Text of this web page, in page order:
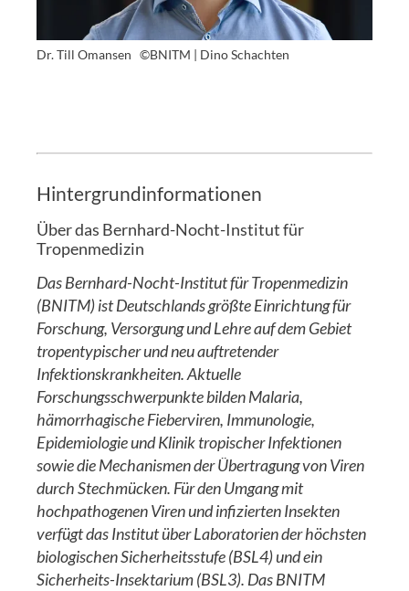
Dr. Till Omansen ©BNITM | Dino Schachten
Hintergrundinformationen
Über das Bernhard-Nocht-Institut für
Tropenmedizin
Das Bernhard-Nocht-Institut für Tropenmedizin
(BNITM) ist Deutschlands größte Einrichtung für
Forschung, Versorgung und Lehre auf dem Gebiet
tropentypischer und neu auftretender
Infektionskrankheiten. Aktuelle
Forschungsschwerpunkte bilden Malaria,
hämorrhagische Fieberviren, Immunologie,
Epidemiologie und Klinik tropischer Infektionen
sowie die Mechanismen der Übertragung von Viren
durch Stechmücken. Für den Umgang mit
hochpathogenen Viren und infizierten Insekten
verfügt das Institut über Laboratorien der höchsten
biologischen Sicherheitsstufe (BSL4) und ein
Sicherheits-Insektarium (BSL3). Das BNITM